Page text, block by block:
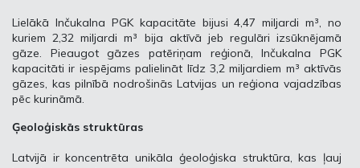
Lielākā Inčukalna PGK kapacitāte bijusi 4,47 miljardi m³, no
kuriem 2,32 miljardi m³ bija aktīvā jeb regulāri izsūknējamā
gāze. Pieaugot gāzes patēriņam reģionā, Inčukalna PGK
kapacitāti ir iespējams palielināt līdz 3,2 miljardiem m³ aktīvās
gāzes, kas pilnībā nodrošinās Latvijas un reģiona vajadzības
pēc kurināmā.
Ģeoloģiskās struktūras
Latvijā ir koncentrēta unikāla ģeoloģiska struktūra, kas ļauj